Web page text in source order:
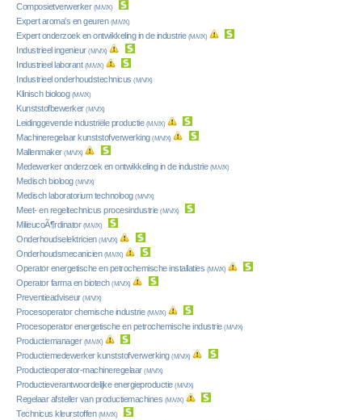
Composietverwerker (M/V/X)
Expert aroma's en geuren (M/V/X)
Expert onderzoek en ontwikkeling in de industrie (M/V/X)
Industrieel ingenieur (M/V/X)
Industrieel laborant (M/V/X)
Industrieel onderhoudstechnicus (M/V/X)
Klinisch bioloog (M/V/X)
Kunststofbewerker (M/V/X)
Leidinggevende industriële productie (M/V/X)
Machineregelaar kunststofverwerking (M/V/X)
Mallenmaker (M/V/X)
Medewerker onderzoek en ontwikkeling in de industrie (M/V/X)
Medisch bioloog (M/V/X)
Medisch laboratorium technoloog (M/V/X)
Meet- en regeltechnicus procesindustrie (M/V/X)
MilieucoÃ¶rdinator (M/V/X)
Onderhoudselektricien (M/V/X)
Onderhoudsmecanicien (M/V/X)
Operator energetische en petrochemische installaties (M/V/X)
Operator farma en biotech (M/V/X)
Preventieadviseur (M/V/X)
Procesoperator chemische industrie (M/V/X)
Procesoperator energetische en petrochemische industrie (M/V/X)
Productiemanager (M/V/X)
Productiemedewerker kunststofverwerking (M/V/X)
Productieoperator-machineregelaar (M/V/X)
Productieverantwoordelijke energieproductie (M/V/X)
Regelaar afsteller van productiemachines (M/V/X)
Technicus kleurstoffen (M/V/X)